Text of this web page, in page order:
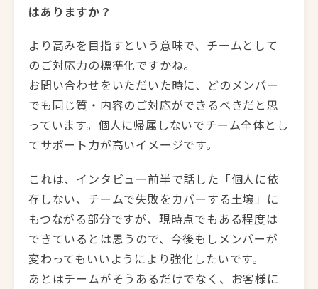
はありますか？
より高みを目指すという意味で、チームとして
のご対応力の標準化ですかね。
お問い合わせをいただいた時に、どのメンバー
でも同じ質・内容のご対応ができるべきだと思
っています。個人に帰属しないでチーム全体とし
てサポート力が高いイメージです。
これは、インタビュー前半で話した「個人に依
存しない、チームで失敗をカバーする土壌」に
もつながる部分ですが、現時点でもある程度は
できているとは思うので、今後もしメンバーが
変わってもいいようにより強化したいです。
あとはチームがそうあるだけでなく、お客様に